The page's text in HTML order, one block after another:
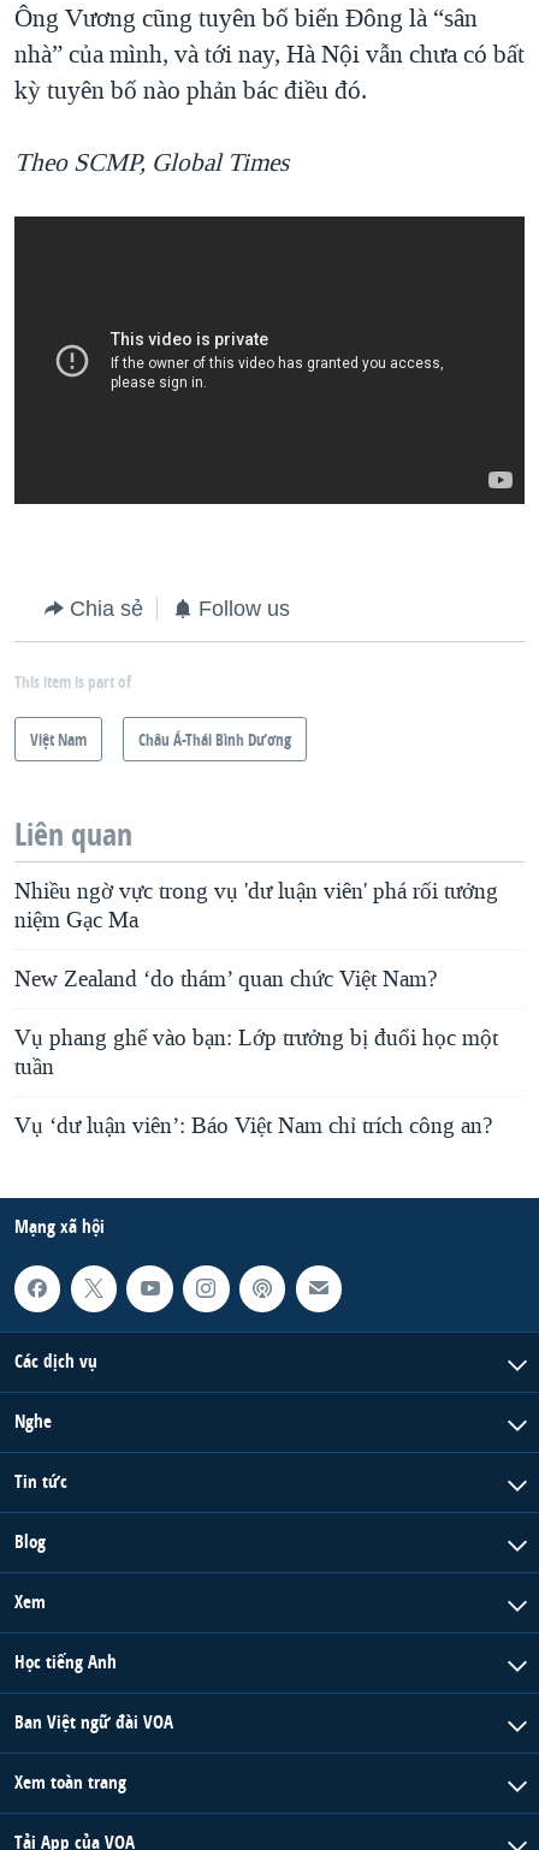
Ông Vương cũng tuyên bố biển Đông là “sân
nhà” của mình, và tới nay, Hà Nội vẫn chưa có bất
kỳ tuyên bố nào phản bác điều đó.
Theo SCMP, Global Times
Chia sẻ Follow us
This item is part of
Việt Nam Châu Á-Thái Bình Dương
Liên quan
Nhiều ngờ vực trong vụ 'dư luận viên' phá rối tưởng
niệm Gạc Ma
New Zealand ‘do thám’ quan chức Việt Nam?
Vụ phang ghế vào bạn: Lớp trưởng bị đuổi học một
tuần
Vụ ‘dư luận viên’: Báo Việt Nam chỉ trích công an?
Mạng xã hội
Các dịch vụ
Nghe
Tin tức
Blog
Xem
Học tiếng Anh
Ban Việt ngữ đài VOA
Xem toàn trang
Tải App của VOA